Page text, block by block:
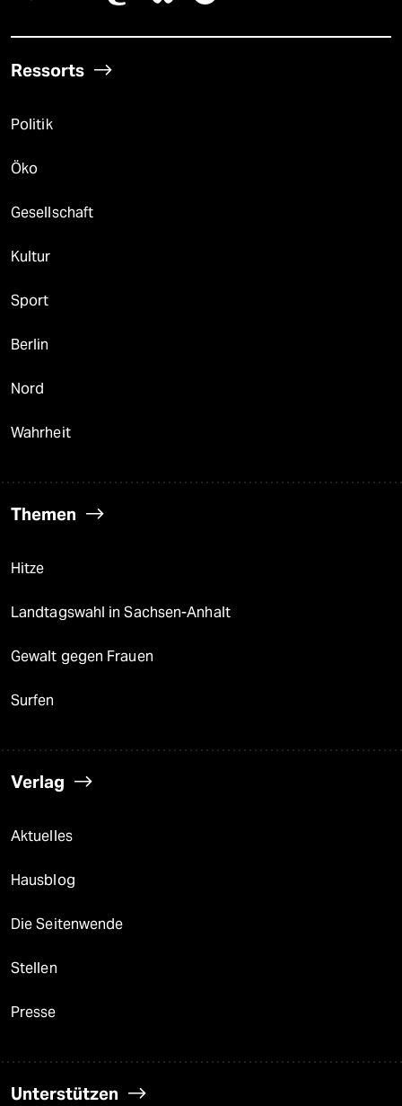
Ressorts
Politik
Öko
Gesellschaft
Kultur
Sport
Berlin
Nord
Wahrheit
Themen
Hitze
Landtagswahl in Sachsen-Anhalt
Gewalt gegen Frauen
Surfen
Verlag
Aktuelles
Hausblog
Die Seitenwende
Stellen
Presse
Unterstützen